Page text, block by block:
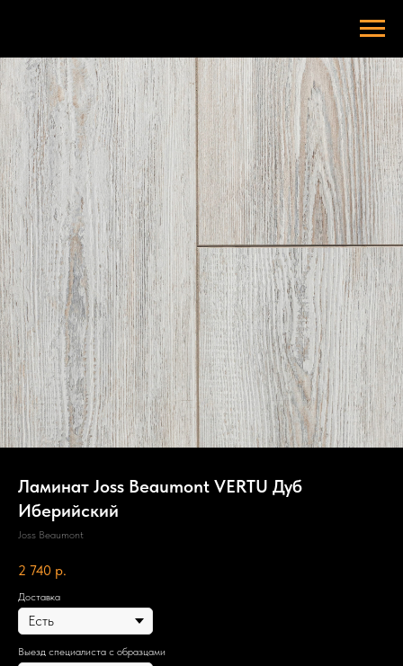
Ламинат Joss Beaumont VERTU Дуб
Иберийский
Joss Beaumont
2 740 р.
Доставка
Выезд специалиста с образцами